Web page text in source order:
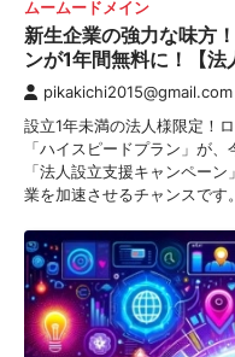
ムームードメイン
新生企業の強力な味方
ンが1年間無料に！【法
pikakichi2015@gmail.com
設立1年未満の法人様限定！
「ハイスピードプラン」が
「法人設立支援キャンペー
業を加速させるチャンスです。